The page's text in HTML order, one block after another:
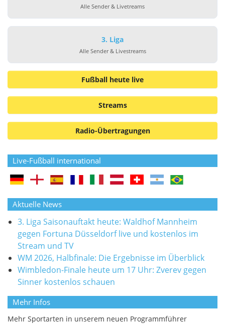
Alle Sender & Livetreams
3. Liga
Alle Sender & Livestreams
Fußball heute live
Streams
Radio-Übertragungen
Live-Fußball international
Aktuelle News
3. Liga Saisonauftakt heute: Waldhof Mannheim
gegen Fortuna Düsseldorf live und kostenlos im
Stream und TV
WM 2026, Halbfinale: Die Ergebnisse im Überblick
Wimbledon-Finale heute um 17 Uhr: Zverev gegen
Sinner kostenlos schauen
Mehr Infos
Mehr Sportarten in unserem neuen Programmführer